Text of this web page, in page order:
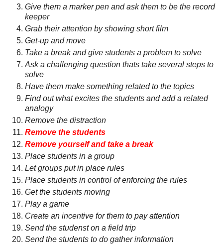
Give them a marker pen and ask them to be the record
keeper
Grab their attention by showing short film
Get-up and move
Take a break and give students a problem to solve
Ask a challenging question thats take several steps to
solve
Have them make something related to the topics
Find out what excites the students and add a related
analogy
Remove the distraction
Remove the students
Remove yourself and take a break
Place students in a group
Let groups put in place rules
Place students in control of enforcing the rules
Get the students moving
Play a game
Create an incentive for them to pay attention
Send the studenst on a field trip
Send the students to do gather information